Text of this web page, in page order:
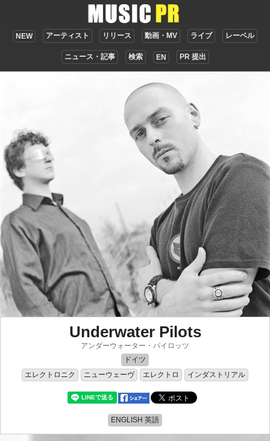
NEW アーティスト リリース 動画・MV ライブ レーベル
ニュース・記事 検索 EN PR 提出
Underwater Pilots
アンダーウォーター・パイロッツ
ドイツ
エレクトロニク
ニューウェーヴ エレクトロ インダストリアル
ENGLISH 英語